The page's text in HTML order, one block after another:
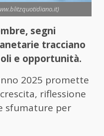
segni
tracciano
e opportunità.
2025 promette
riflessione
sfumature per